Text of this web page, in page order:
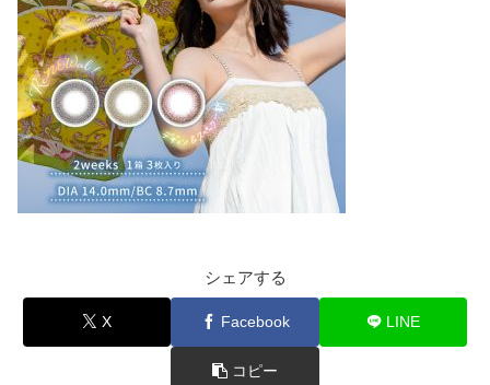
シェアする
X Facebook LINE
コピー